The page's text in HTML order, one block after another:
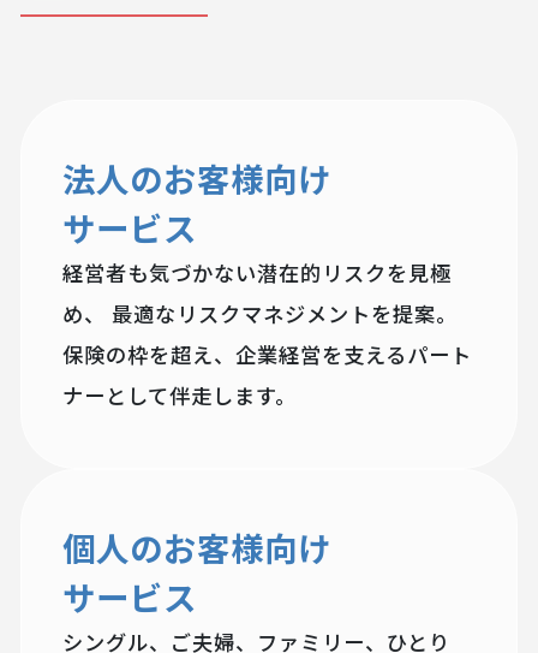
法人のお客様向け
サービス
経営者も気づかない潜在的リスクを見極
め、
最適なリスクマネジメントを提案。
保険の枠を超え、企業経営を支えるパート
ナーとして伴走します。
個人のお客様向け
サービス
シングル、ご夫婦、ファミリー、ひとり